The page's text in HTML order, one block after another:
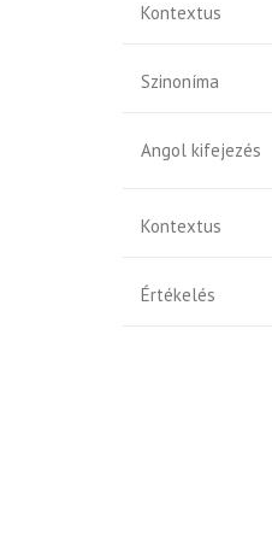
Kontextus
Szinoníma
Angol kifejezés
Kontextus
Értékelés